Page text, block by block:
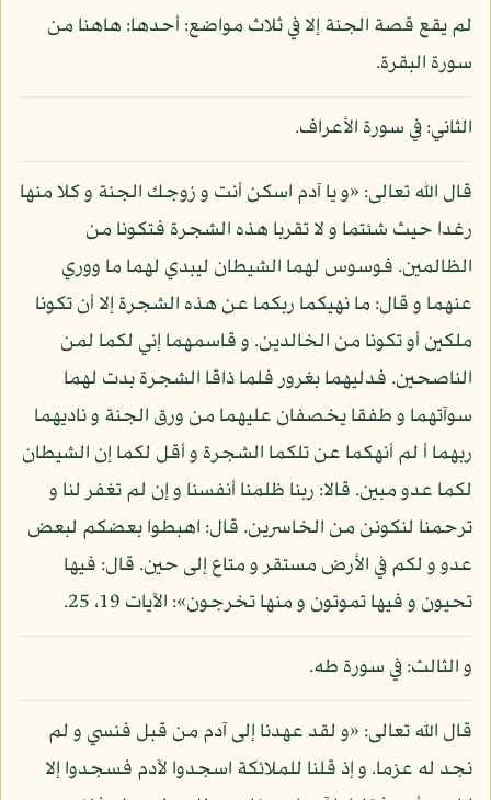
لم يقع قصة الجنة إلا في ثلاث مواضع: أحدها: هاهنا من
سورة البقرة.
الثاني: في سورة الأعراف.
قال الله تعالى: «و يا آدم اسكن أنت و زوجك الجنة و كلا منها
رغدا حيث شئتما و لا تقربا هذه الشجرة فتكونا من
الظالمين. فوسوس لهما الشيطان ليبدي لهما ما ووري
عنهما و قال: ما نهيكما ربكما عن هذه الشجرة إلا أن تكونا
ملكين أو تكونا من الخالدين. و قاسمهما إني لكما لمن
الناصحين. فدليهما بغرور فلما ذاقا الشجرة بدت لهما
سوآتهما و طفقا يخصفان عليهما من ورق الجنة و ناديهما
ربهما أ لم أنهكما عن تلكما الشجرة و أقل لكما إن الشيطان
لكما عدو مبين. قالا: ربنا ظلمنا أنفسنا و إن لم تغفر لنا و
ترحمنا لنكونن من الخاسرين. قال: اهبطوا بعضكم لبعض
عدو و لكم في الأرض مستقر و متاع إلى حين. قال: فيها
تحيون و فيها تموتون و منها تخرجون»: الآيات 19، 25.
و الثالث: في سورة طه.
قال الله تعالى: «و لقد عهدنا إلى آدم من قبل فنسي و لم
نجد له عزما. و إذ قلنا للملائكة اسجدوا لآدم فسجدوا إلا